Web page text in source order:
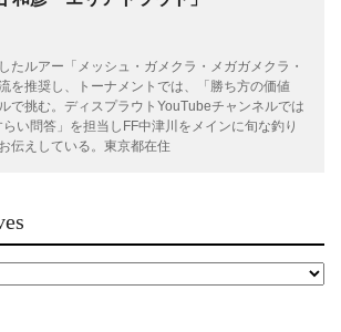
たルアー「メッシュ・ガメクラ・メガガメクラ・
を推奨し、トーナメントでは、「勝ち方の価値
で挑む。ディスプラウトYouTubeチャンネルでは
らい問答」を担当しFF中津川をメインに旬な釣り
伝えしている。東京都在住